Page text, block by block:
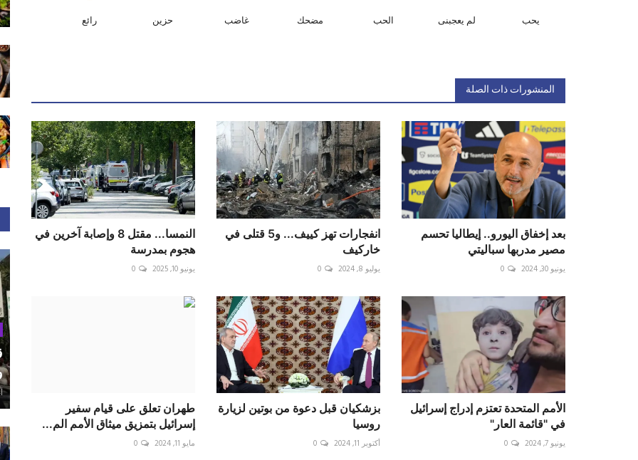
يحب لم يعجبنى الحب مضحك غاضب حزين رائع
المنشورات ذات الصلة
بعد إخفاق اليورو.. إيطاليا تحسم
مصير مدربها سباليتي
يونيو 30, 2024 0
انفجارات تهز كييف... و5 قتلى في
خاركيف
يوليو 8, 2024 0
النمسا... مقتل 8 وإصابة آخرين في
هجوم بمدرسة
يونيو 10, 2025 0
الأمم المتحدة تعتزم إدراج إسرائيل
في "قائمة العار"
يونيو 7, 2024 0
بزشكيان قبل دعوة من بوتين لزيارة
روسيا
أكتوبر 11, 2024 0
طهران تعلق على قيام سفير
إسرائيل بتمزيق ميثاق الأمم الم...
مايو 11, 2024 0